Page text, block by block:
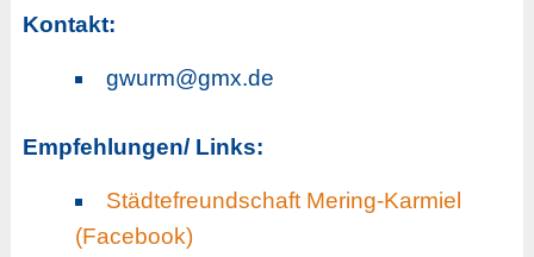
Kontakt:
gwurm@gmx.de
Empfehlungen/ Links:
Städtefreundschaft Mering-Karmiel
(Facebook)